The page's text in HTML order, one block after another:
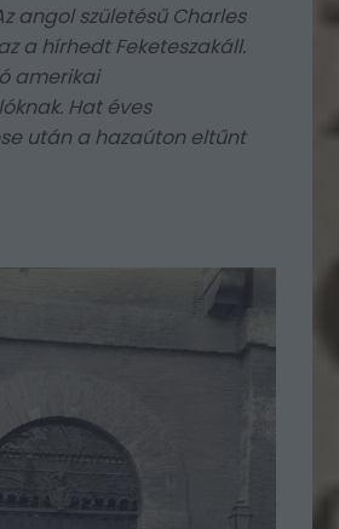
angol születésű Charles
a hírhedt Feketeszakáll.
amerikai
Hat éves
után a hazaúton eltűnt